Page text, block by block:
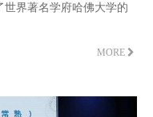
世界著名学府哈佛大学的
MORE